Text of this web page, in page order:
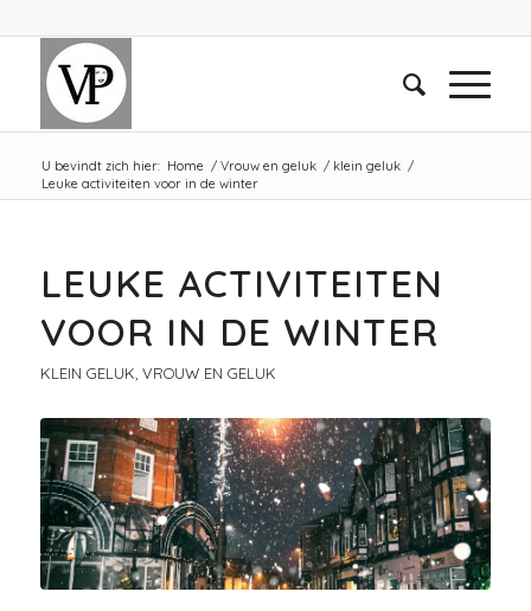
U bevindt zich hier: Home / Vrouw en geluk / klein geluk /
Leuke activiteiten voor in de winter
LEUKE ACTIVITEITEN
VOOR IN DE WINTER
KLEIN GELUK VROUW EN GELUK